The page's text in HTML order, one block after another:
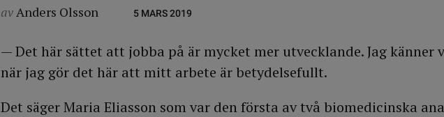
av Anders Olsson 5 MARS 2019
— Det här sättet att jobba på är mycket mer utvecklande. Jag känner
när jag gör det här att mitt arbete är betydelsefullt.
Det säger Maria Eliasson som var den första av två biomedicinska